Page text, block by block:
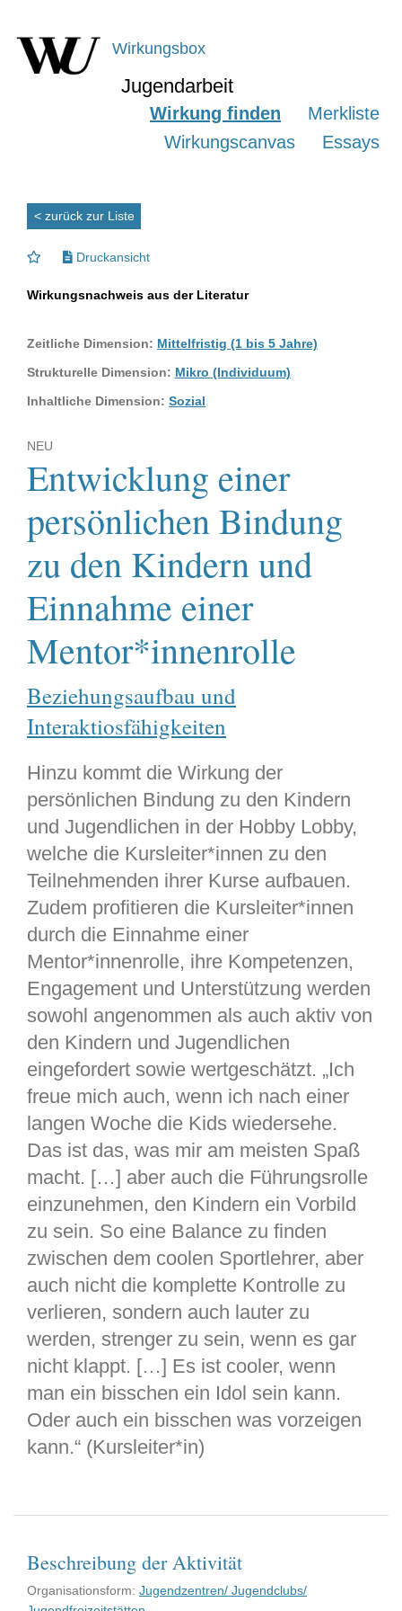
Wirkungsbox
Jugendarbeit
Wirkung finden
Merkliste
Wirkungscanvas
Essays
< zurück zur Liste
Druckansicht
Wirkungsnachweis aus der Literatur
Zeitliche Dimension: Mittelfristig (1 bis 5 Jahre)
Strukturelle Dimension: Mikro (Individuum)
Inhaltliche Dimension: Sozial
NEU
Entwicklung einer
persönlichen Bindung
zu den Kindern und
Einnahme einer
Mentor*innenrolle
Beziehungsaufbau und
Interaktiosfähigkeiten
Hinzu kommt die Wirkung der
persönlichen Bindung zu den Kindern
und Jugendlichen in der Hobby Lobby,
welche die Kursleiter*innen zu den
Teilnehmenden ihrer Kurse aufbauen.
Zudem profitieren die Kursleiter*innen
durch die Einnahme einer
Mentor*innenrolle, ihre Kompetenzen,
Engagement und Unterstützung werden
sowohl angenommen als auch aktiv von
den Kindern und Jugendlichen
eingefordert sowie wertgeschätzt. „Ich
freue mich auch, wenn ich nach einer
langen Woche die Kids wiedersehe.
Das ist das, was mir am meisten Spaß
macht. […] aber auch die Führungsrolle
einzunehmen, den Kindern ein Vorbild
zu sein. So eine Balance zu finden
zwischen dem coolen Sportlehrer, aber
auch nicht die komplette Kontrolle zu
verlieren, sondern auch lauter zu
werden, strenger zu sein, wenn es gar
nicht klappt. […] Es ist cooler, wenn
man ein bisschen ein Idol sein kann.
Oder auch ein bisschen was vorzeigen
kann.“ (Kursleiter*in)
Beschreibung der Aktivität
Organisationsform: Jugendzentren/ Jugendclubs/